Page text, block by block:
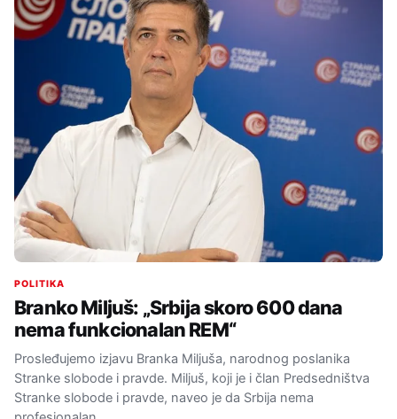
POLITIKA
Branko Miljuš: „Srbija skoro 600 dana
nema funkcionalan REM“
Prosleđujemo izjavu Branka Miljuša, narodnog poslanika
Stranke slobode i pravde. Miljuš, koji je i član Predsedništva
Stranke slobode i pravde, naveo je da Srbija nema